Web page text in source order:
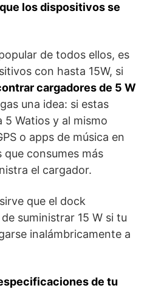
los dispositivos se
de todos ellos, es
con hasta 15W, si
cargadores de 5 W
una idea: si estas
Watios y al mismo
o apps de música en
consumes más
el cargador.
que el dock
suministrar 15 W si tu
inalámbricamente a
de tu